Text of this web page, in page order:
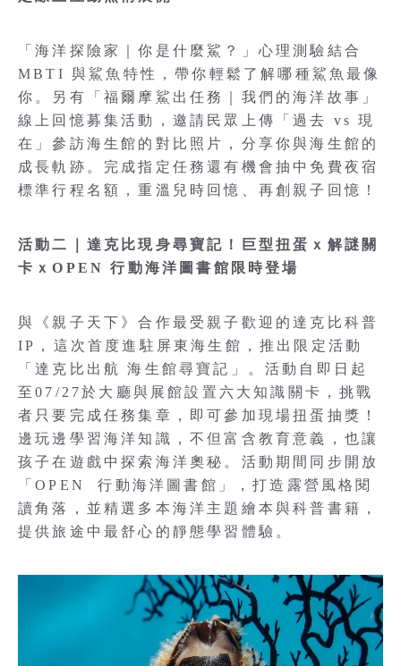
「海洋探險家｜你是什麼鯊？」心理測驗結合
MBTI 與鯊魚特性，帶你輕鬆了解哪種鯊魚最像
你。另有「福爾摩鯊出任務｜我們的海洋故事」
線上回憶募集活動，邀請民眾上傳「過去 vs 現
在」參訪海生館的對比照片，分享你與海生館的
成長軌跡。完成指定任務還有機會抽中免費夜宿
標準行程名額，重溫兒時回憶、再創親子回憶！
活動二｜達克比現身尋寶記！巨型扭蛋ｘ解謎關
卡ｘOPEN 行動海洋圖書館限時登場
與《親子天下》合作最受親子歡迎的達克比科普
IP，這次首度進駐屏東海生館，推出限定活動
「達克比出航 海生館尋寶記」。活動自即日起
至07/27於大廳與展館設置六大知識關卡，挑戰
者只要完成任務集章，即可參加現場扭蛋抽獎！
邊玩邊學習海洋知識，不但富含教育意義，也讓
孩子在遊戲中探索海洋奧秘。活動期間同步開放
「OPEN 行動海洋圖書館」，打造露營風格閱
讀角落，並精選多本海洋主題繪本與科普書籍，
提供旅途中最舒心的靜態學習體驗。